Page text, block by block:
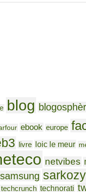
blog
ebook europe
livre loic le meur
netvibes
samsung sarkozy
techcrunch technorati